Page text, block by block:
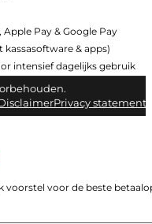
Apple Pay & Google Pay
& apps)
intensief dagelijks gebruik
Privacy statement
voorstel voor de beste